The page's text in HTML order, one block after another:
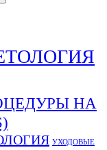
НА
УХОДОВЫЕ